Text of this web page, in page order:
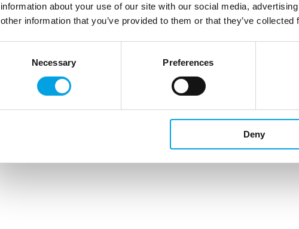
information about your use of our site with our social media,
other information that you’ve provided to them or that they’ve
Necessary Preferences
Deny